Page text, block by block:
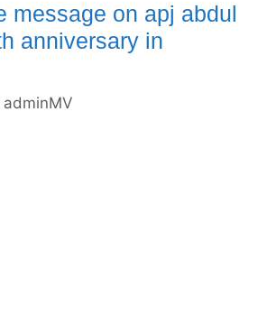
message on apj abdul
anniversary in
adminMV